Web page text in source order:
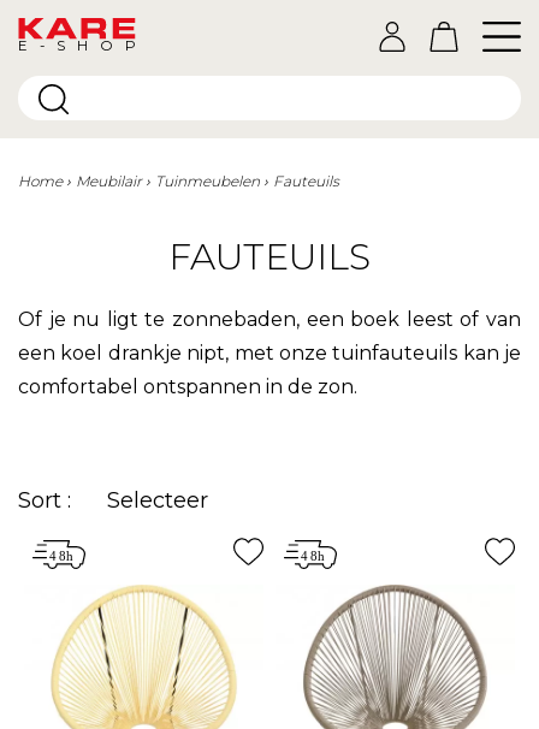
E-SHOP
Home Meubilair Tuinmeubelen Fauteuils
FAUTEUILS
Of je nu ligt te zonnebaden, een boek leest of van
een koel drankje nipt, met onze tuinfauteuils kan je
comfortabel ontspannen in de zon.
Sort : Selecteer